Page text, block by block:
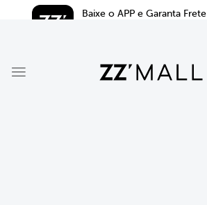
Baixe o APP e Garanta Frete